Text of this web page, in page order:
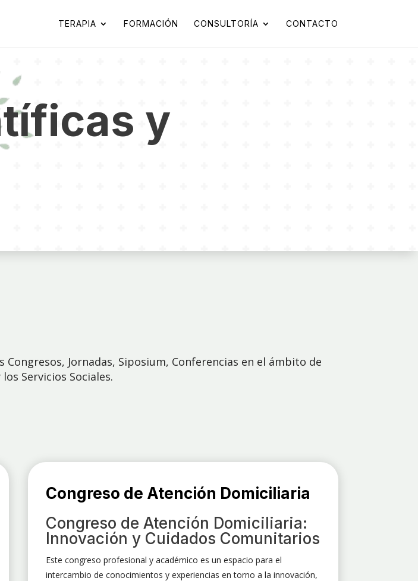
TERAPIA FORMACIÓN CONSULTORÍA CONTACTO
y
Jornadas, Siposium, Conferencias en el ámbito de
Servicios Sociales.
Congreso de Atención Domiciliaria
Congreso de Atención Domiciliaria:
Innovación y Cuidados Comunitarios
Este congreso profesional y académico es un espacio para el
intercambio de conocimientos y experiencias en torno a la innovación,